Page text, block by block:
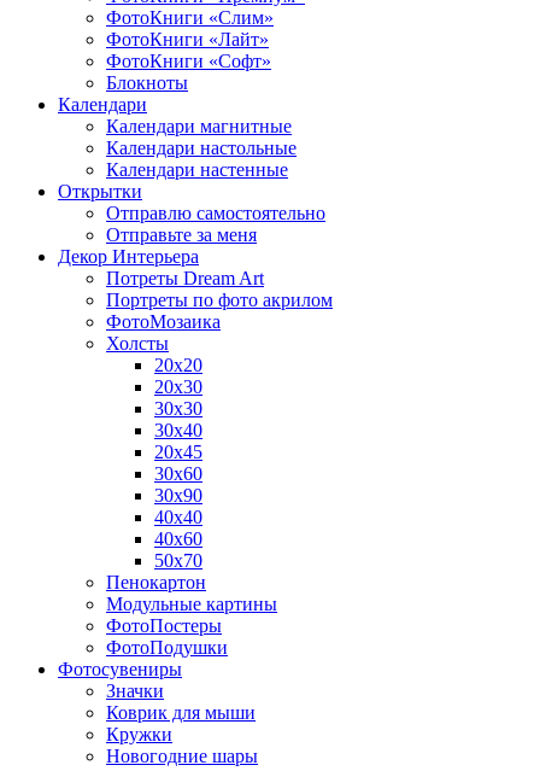
ФотоКниги «Слим»
ФотоКниги «Лайт»
ФотоКниги «Софт»
Блокноты
Календари
Календари магнитные
Календари настольные
Календари настенные
Открытки
Отправлю самостоятельно
Отправьте за меня
Декор Интерьера
Потреты Dream Art
Портреты по фото акрилом
ФотоМозаика
Холсты
20х20
20х30
30х30
30х40
20х45
30х60
30х90
40х40
40х60
50х70
Пенокартон
Модульные картины
ФотоПостеры
ФотоПодушки
Фотоcувениры
Значки
Коврик для мыши
Кружки
Новогодние шары